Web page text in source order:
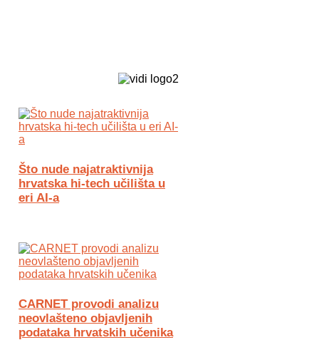
Što nude najatraktivnija
hrvatska hi-tech učilišta u
eri AI-a
CARNET provodi analizu
neovlašteno objavljenih
podataka hrvatskih učenika